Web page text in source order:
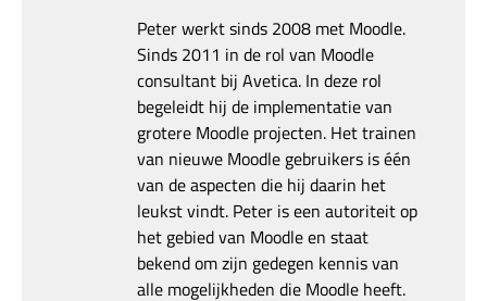
Peter werkt sinds 2008 met Moodle.
Sinds 2011 in de rol van Moodle
consultant bij Avetica. In deze rol
begeleidt hij de implementatie van
grotere Moodle projecten. Het trainen
van nieuwe Moodle gebruikers is één
van de aspecten die hij daarin het
leukst vindt. Peter is een autoriteit op
het gebied van Moodle en staat
bekend om zijn gedegen kennis van
alle mogelijkheden die Moodle heeft.